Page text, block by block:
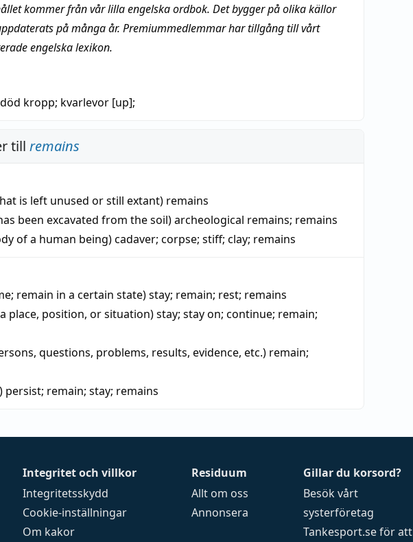
kommer från vår lilla engelska ordbok. Det bygger på olika källor
på många år. Premiummedlemmar har tillgång till vårt
engelska lexikon.
död kropp; kvarlevor [up];
till remains
is left unused or still extant) remains
been excavated from the soil)archeological remains; remains
of a human being)cadaver; corpse; stiff; clay; remains
remain in a certain state)stay; remain; rest; remains
place, position, or situation)stay; stay on; continue; remain;
questions, problems, results, evidence, etc.) remain;
persist; remain; stay; remains
Integritet och villkor
Integritetsskydd
Cookie-inställningar
Om kakor
Residuum
Allt om oss
Annonsera
Gillar du korsord?
Besök vårt
systerföretag
Tankesport.seför att